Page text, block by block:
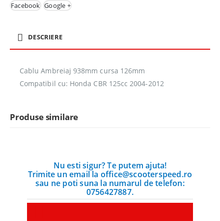
Facebook Google +
DESCRIERE
Cablu Ambreiaj 938mm cursa 126mm
Compatibil cu: Honda CBR 125cc 2004-2012
Produse similare
Nu esti sigur? Te putem ajuta!
Trimite un email la office@scooterspeed.ro
sau ne poti suna la numarul de telefon:
0756427887.